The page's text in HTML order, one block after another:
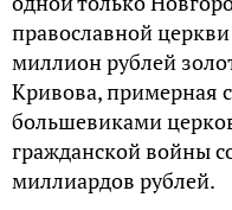
православной
миллион рублей
Кривова, примерная
большевиками
гражданской войны
миллиардов рублей.